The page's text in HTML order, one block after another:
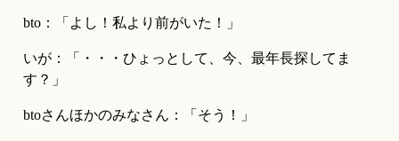
bto：「よし！私より前がいた！」
いが：「・・・ひょっとして、今、最年長探してま
す？」
btoさんほかのみなさん：「そう！」